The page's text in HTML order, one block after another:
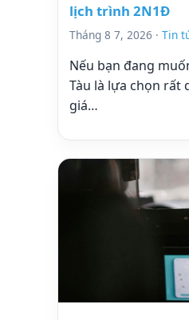
lịch trình 2N1Đ
Tháng 8 7, 2026 · Tin
Nếu bạn đang
Tàu là lựa chọn rất
giá…